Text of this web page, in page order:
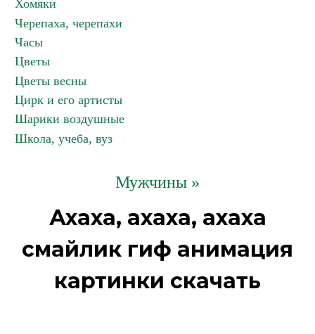
Хомяки
Черепаха, черепахи
Часы
Цветы
Цветы весны
Цирк и его артисты
Шарики воздушные
Школа, учеба, вуз
Мужчины »
Ахаха, ахаха, ахаха
смайлик гиф анимация
картинки скачать